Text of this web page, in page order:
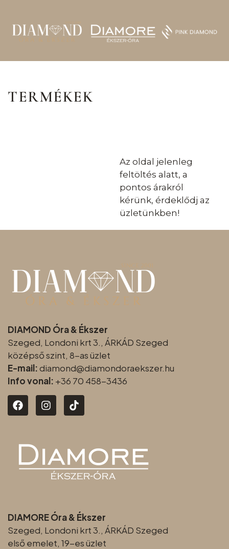
TERMÉKEK
Az oldal jelenleg
feltöltés alatt, a
pontos árakról
kérünk, érdeklődj az
üzletünkben!
DIAMOND Óra & Ékszer
Szeged, Londoni krt 3., ÁRKÁD Szeged
középső szint, 8-as üzlet
E-mail:diamond@diamondoraekszer.hu
Info vonal: +36 70 458-3436
DIAMORE Óra & Ékszer
Szeged, Londoni krt 3., ÁRKÁD Szeged
első emelet, 19-es üzlet